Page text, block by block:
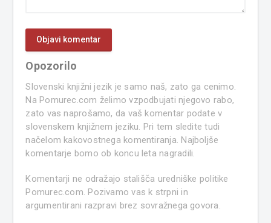
Opozorilo
Slovenski knjižni jezik je samo naš, zato ga cenimo.
Na Pomurec.com želimo vzpodbujati njegovo rabo,
zato vas naprošamo, da vaš komentar podate v
slovenskem knjižnem jeziku. Pri tem sledite tudi
načelom kakovostnega komentiranja. Najboljše
komentarje bomo ob koncu leta nagradili.
Komentarji ne odražajo stališča uredniške politike
Pomurec.com. Pozivamo vas k strpni in
argumentirani razpravi brez sovražnega govora.